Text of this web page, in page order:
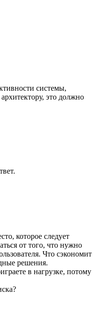
системы,
это должно
которое следует
от того, что нужно
Что сэкономит
решения.
в нагрузке, потому